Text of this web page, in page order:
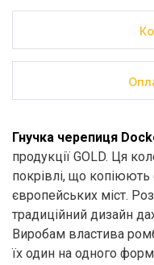
Гнучка черепиця
продукції GOLD. Ця
покрівлі, що копіюють
європейських міст.
традиційний дизайн
Виробам властива
їх один на одного